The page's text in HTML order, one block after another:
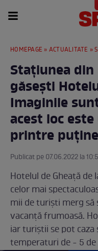
HOMEPAGE » ACTUALITATE »
Stațiunea din
găsești
Imaginile
acest loc
printre
Publicat pe 07.06.2022 la
Hotelul de Gheață de
celor mai
mii de turiști merg să
vacanță frumoasă.
iar turiștii se pot
temperaturi de - 5 de